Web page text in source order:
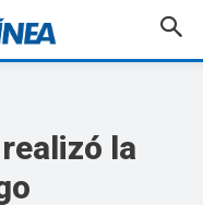
la